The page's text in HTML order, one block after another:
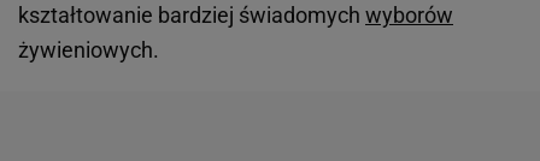
kształtowanie bardziej świadomych wyborów
żywieniowych.